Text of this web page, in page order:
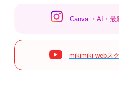
Canva ・AI・最
mikimiki webス